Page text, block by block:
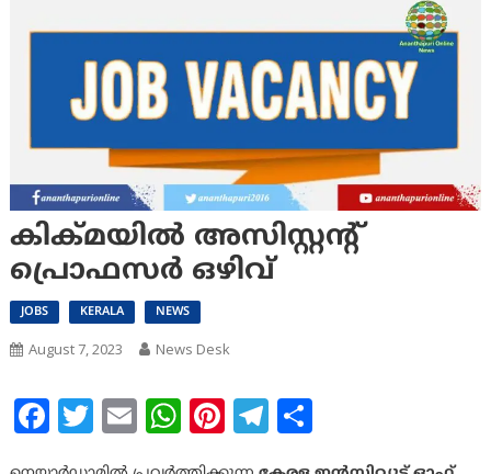
കിക്മയില്‍ അസിസ്റ്റന്റ്
പ്രൊഫസര്‍ ഒഴിവ്
JOBS KERALA NEWS
August 7, 2023 News Desk
Facebook
Twitter
EmailWhatsApp
Pinterest
Telegram
Share